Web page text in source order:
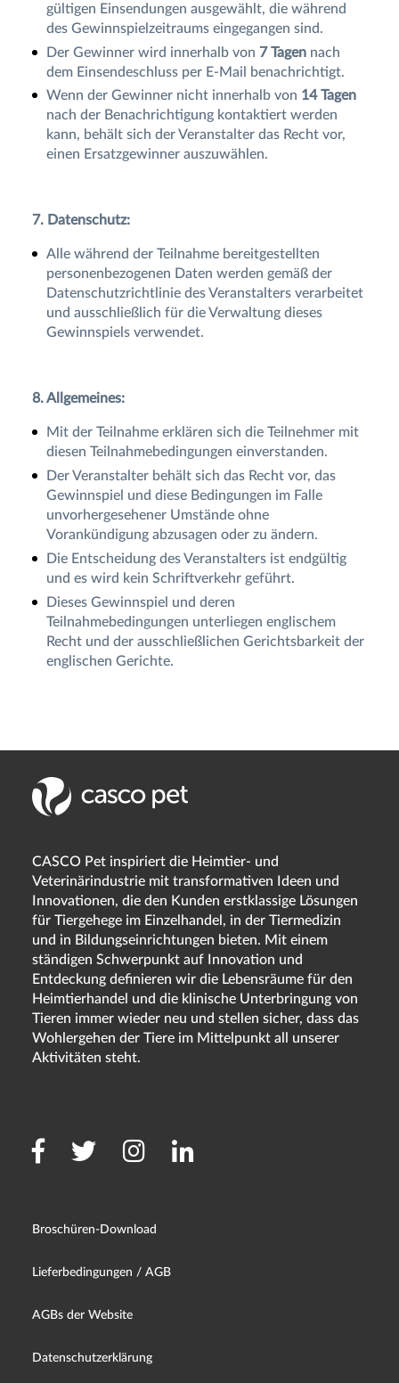
gültigen Einsendungen ausgewählt, die während
des Gewinnspielzeitraums eingegangen sind.
Der Gewinner wird innerhalb von 7 Tagennach
dem Einsendeschluss per E-Mail benachrichtigt.
Wenn der Gewinner nicht innerhalb von 14 Tagen
nach der Benachrichtigung kontaktiert werden
kann, behält sich der Veranstalter das Recht vor,
einen Ersatzgewinner auszuwählen.
7. Datenschutz:
Alle während der Teilnahme bereitgestellten
personenbezogenen Daten werden gemäß der
Datenschutzrichtlinie des Veranstalters verarbeitet
und ausschließlich für die Verwaltung dieses
Gewinnspiels verwendet.
8. Allgemeines:
Mit der Teilnahme erklären sich die Teilnehmer mit
diesen Teilnahmebedingungen einverstanden.
Der Veranstalter behält sich das Recht vor, das
Gewinnspiel und diese Bedingungen im Falle
unvorhergesehener Umstände ohne
Vorankündigung abzusagen oder zu ändern.
Die Entscheidung des Veranstalters ist endgültig
und es wird kein Schriftverkehr geführt.
Dieses Gewinnspiel und deren
Teilnahmebedingungen unterliegen englischem
Recht und der ausschließlichen Gerichtsbarkeit der
englischen Gerichte.
CASCO Pet inspiriert die Heimtier- und
Veterinärindustrie mit transformativen Ideen und
Innovationen, die den Kunden erstklassige Lösungen
für Tiergehege im Einzelhandel, in der Tiermedizin
und in Bildungseinrichtungen bieten. Mit einem
ständigen Schwerpunkt auf Innovation und
Entdeckung definieren wir die Lebensräume für den
Heimtierhandel und die klinische Unterbringung von
Tieren immer wieder neu und stellen sicher, dass das
Wohlergehen der Tiere im Mittelpunkt all unserer
Aktivitäten steht.
Broschüren-Download
Lieferbedingungen / AGB
AGBs der Website
Datenschutzerklärung